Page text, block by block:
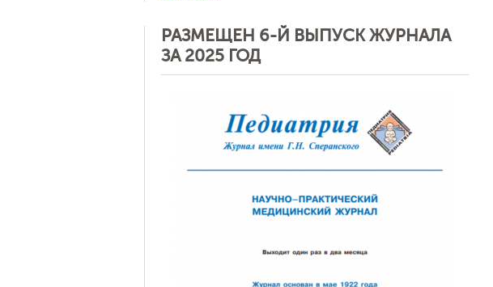
РАЗМЕЩЕН 6-Й ВЫПУСК ЖУРНАЛА
ЗА 2025 ГОД